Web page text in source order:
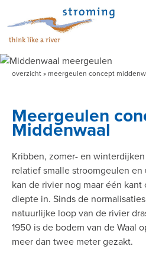
naar
inhoud
gaan
main
search
overzicht meergeulen concept
Meergeulen
Middenwaal
Kribben, zomer- en
relatief smalle stroomgeulen
kan de rivier nog maar één
diepte in. Sinds de
natuurlijke loop van de rivier
1950 is de bodem van de Waal
meer dan twee meter gezakt.